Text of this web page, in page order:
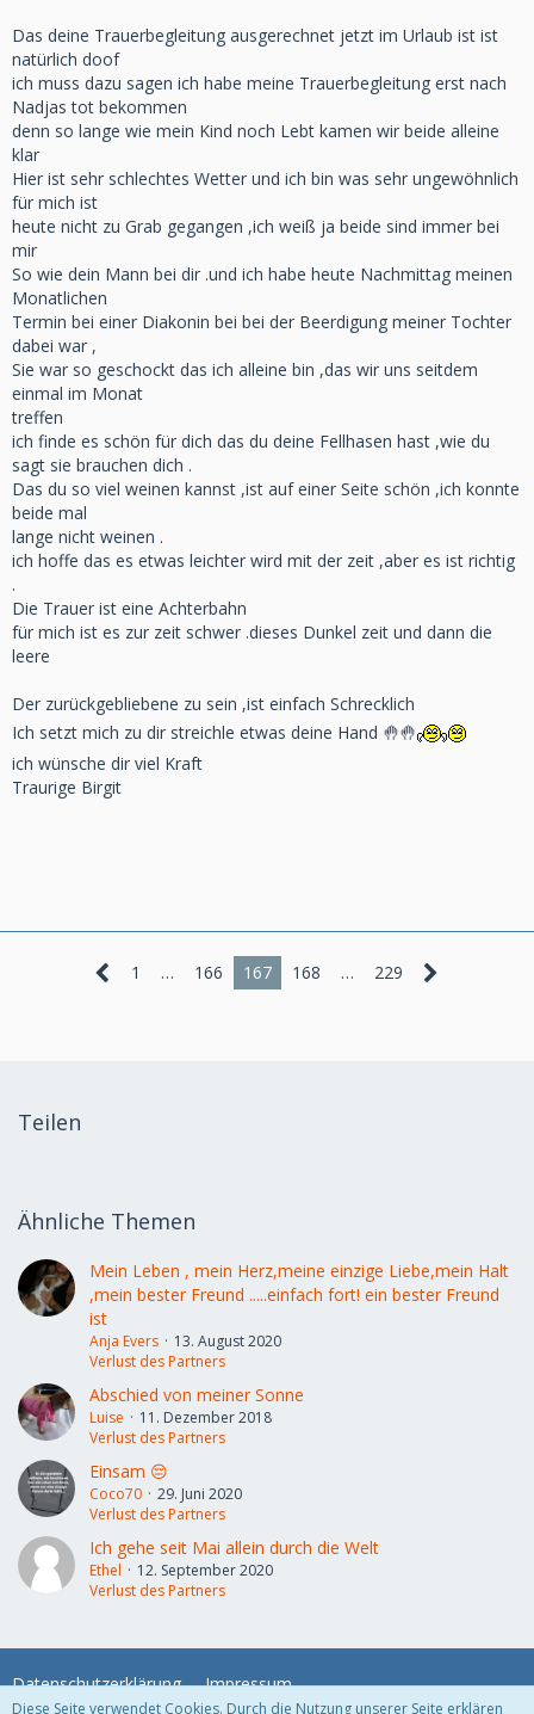
Das deine Trauerbegleitung ausgerechnet jetzt im Urlaub ist ist
natürlich doof
ich muss dazu sagen ich habe meine Trauerbegleitung erst nach
Nadjas tot bekommen
denn so lange wie mein Kind noch Lebt kamen wir beide alleine
klar
Hier ist sehr schlechtes Wetter und ich bin was sehr ungewöhnlich
für mich ist
heute nicht zu Grab gegangen ,ich weiß ja beide sind immer bei
mir
So wie dein Mann bei dir .und ich habe heute Nachmittag meinen
Monatlichen
Termin bei einer Diakonin bei bei der Beerdigung meiner Tochter
dabei war ,
Sie war so geschockt das ich alleine bin ,das wir uns seitdem
einmal im Monat
treffen
ich finde es schön für dich das du deine Fellhasen hast ,wie du
sagt sie brauchen dich .
Das du so viel weinen kannst ,ist auf einer Seite schön ,ich konnte
beide mal
lange nicht weinen .
ich hoffe das es etwas leichter wird mit der zeit ,aber es ist richtig
.
Die Trauer ist eine Achterbahn
für mich ist es zur zeit schwer .dieses Dunkel zeit und dann die
leere
Der zurückgebliebene zu sein ,ist einfach Schrecklich
Ich setzt mich zu dir streichle etwas deine Hand 🤚🤚
ich wünsche dir viel Kraft
Traurige Birgit
1 … 166 167 168 … 229
Teilen
Ähnliche Themen
Mein Leben , mein Herz,meine einzige Liebe,mein Halt
,mein bester Freund .....einfach fort! ein bester Freund
ist
Anja Evers
13. August 2020
Verlust des Partners
Abschied von meiner Sonne
Luise
11. Dezember 2018
Verlust des Partners
Einsam 😔
Coco70
29. Juni 2020
Verlust des Partners
Ich gehe seit Mai allein durch die Welt
Ethel
12. September 2020
Verlust des Partners
Datenschutzerklärung Impressum
Diese Seite verwendet Cookies. Durch die Nutzung unserer Seite erklären